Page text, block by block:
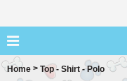
Home > Top - Shirt - Polo